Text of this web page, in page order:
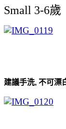
Small 3-6歲
建議手洗, 不可漂